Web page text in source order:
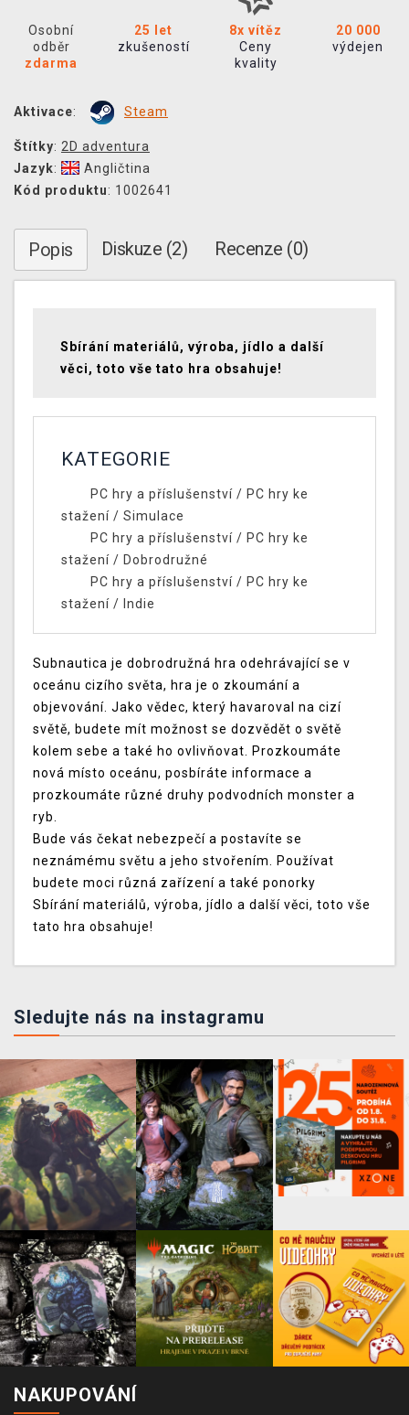
Osobní
odběr
zdarma
25 let
zkušeností
8x vítěz
Ceny
kvality
20 000
výdejen
Aktivace: Steam
Štítky: 2D adventura
Jazyk:
Angličtina
Kód produktu: 1002641
Popis Diskuze (2) Recenze (0)
Sbírání materiálů, výroba, jídlo a další
věci, toto vše tato hra obsahuje!
KATEGORIE
PC hry a příslušenství/ PC hry ke
stažení / Simulace
PC hry a příslušenství/ PC hry ke
stažení / Dobrodružné
PC hry a příslušenství/ PC hry ke
stažení / Indie
Subnautica je dobrodružná hra odehrávající se v
oceánu cizího světa, hra je o zkoumání a
objevování. Jako vědec, který havaroval na cizí
světě, budete mít možnost se dozvědět o světě
kolem sebe a také ho ovlivňovat. Prozkoumáte
nová místo oceánu, posbíráte informace a
prozkoumáte různé druhy podvodních monster a
ryb.
Bude vás čekat nebezpečí a postavíte se
neznámému světu a jeho stvořením. Používat
budete moci různá zařízení a také ponorky
Sbírání materiálů, výroba, jídlo a další věci, toto vše
tato hra obsahuje!
Sledujte nás na instagramu
NAKUPOVÁNÍ